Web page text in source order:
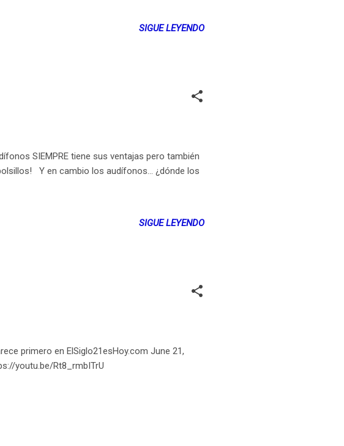
SIGUE LEYENDO
SIEMPRE tiene sus ventajas pero también
Y en cambio los audífonos... ¿dónde los
SIGUE LEYENDO
primero en ElSiglo21esHoy.com June 21,
youtu.be/Rt8_rmbITrU